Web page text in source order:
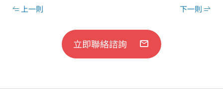
上一則
立即聯絡諮詢
下一則